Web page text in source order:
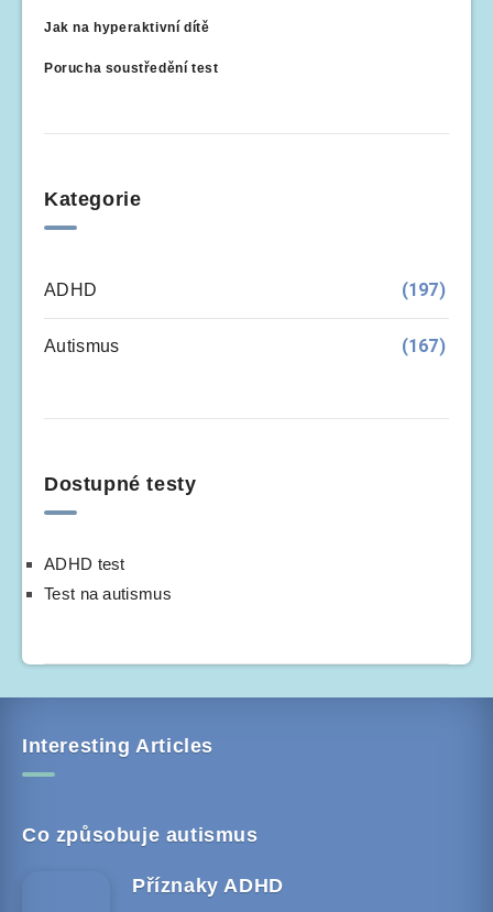
Jak na hyperaktivní dítě
Porucha soustředění test
Kategorie
ADHD (197)
Autismus (167)
Dostupné testy
ADHD test
Test na autismus
Interesting Articles
Co způsobuje autismus
Příznaky ADHD